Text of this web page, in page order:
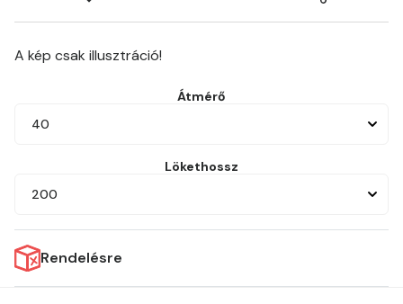
A kép csak illusztráció!
Átmérő
40
Lökethossz
200
Rendelésre